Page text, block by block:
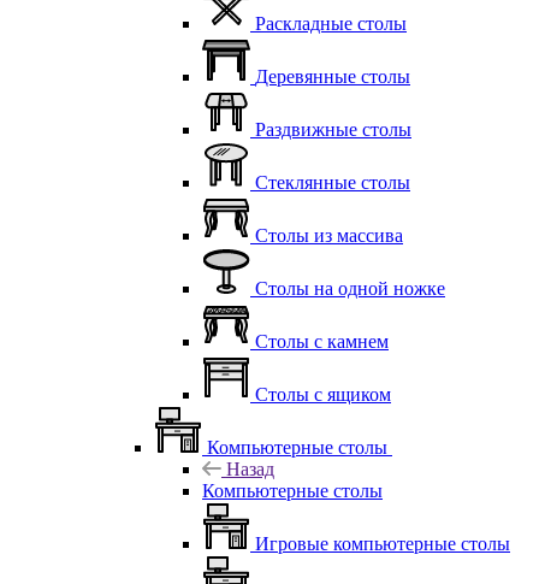
Раскладные столы
Деревянные столы
Раздвижные столы
Стеклянные столы
Столы из массива
Столы на одной ножке
Столы с камнем
Столы с ящиком
Компьютерные столы
Назад
Компьютерные столы
Игровые компьютерные столы